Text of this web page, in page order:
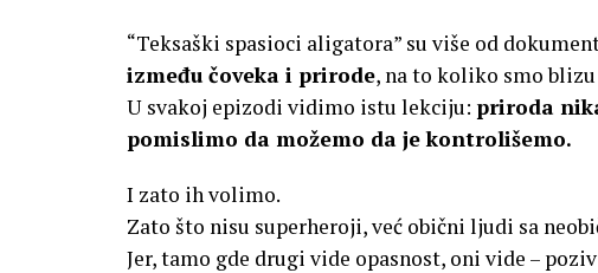
“Teksaški spasioci aligatora” su više od
između čoveka i prirode, na to koliko smo
U svakoj epizodi vidimo istu lekciju: priroda
pomislimo da možemo da je kontrolišemo.
I zato ih volimo.
Zato što nisu superheroji, već obični ljudi sa
Jer, tamo gde drugi vide opasnost, oni vide –